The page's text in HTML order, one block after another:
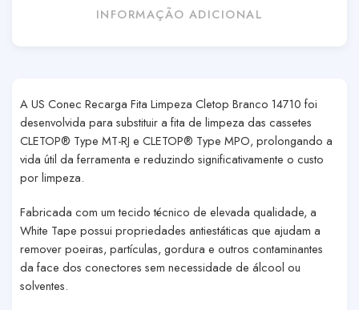
INFORMAÇÃO ADICIONAL
AUS Conec Recarga Fita Limpeza Cletop Branco 14710 foi
desenvolvida para substituir a fita de limpeza das cassetes
CLETOP® Type MT-RJ e CLETOP® Type MPO, prolongando a
vida útil da ferramenta e reduzindo significativamente o custo
por limpeza.
Fabricada com um tecido técnico de elevada qualidade, a
White Tape possui propriedades antiestáticas que ajudam a
remover poeiras, partículas, gordura e outros contaminantes
da face dos conectores sem necessidade de álcool ou
solventes.